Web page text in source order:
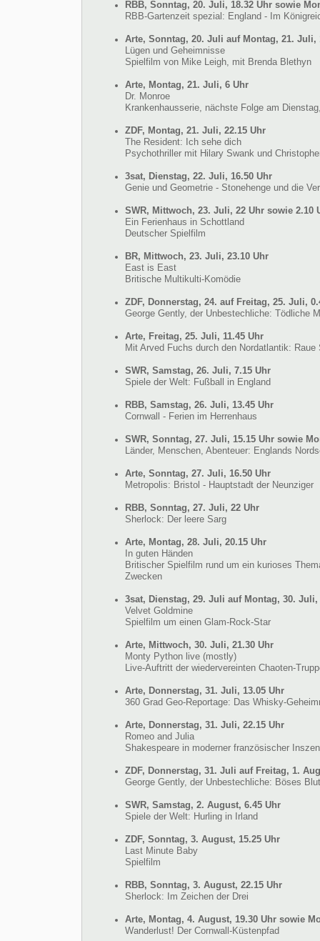
RBB, Sonntag, 20. Juli, 18.32 Uhr sowie
RBB-Gartenzeit spezial: England - Im
Arte, Sonntag, 20. Juli auf Montag, 21. Juli,
Lügen und Geheimnisse
Spielfilm von Mike Leigh, mit Brenda Blethyn
Arte, Montag, 21. Juli, 6 Uhr
Dr. Monroe
Krankenhausserie, nächste Folge am
ZDF, Montag, 21. Juli, 22.15 Uhr
The Resident: Ich sehe dich
Psychothriller mit Hilary Swank und
3sat, Dienstag, 22. Juli, 16.50 Uhr
Genie und Geometrie - Stonehenge und die
SWR, Mittwoch, 23. Juli, 22 Uhr sowie 2.10
Ein Ferienhaus in Schottland
Deutscher Spielfilm
BR, Mittwoch, 23. Juli, 23.10 Uhr
East is East
Britische Multikulti-Komödie
ZDF, Donnerstag, 24. auf Freitag, 25. Juli,
George Gently, der Unbestechliche: Tödliche
Arte, Freitag, 25. Juli, 11.45 Uhr
Mit Arved Fuchs durch den Nordatlantik:
SWR, Samstag, 26. Juli, 7.15 Uhr
Spiele der Welt: Fußball in England
RBB, Samstag, 26. Juli, 13.45 Uhr
Cornwall - Ferien im Herrenhaus
SWR, Sonntag, 27. Juli, 15.15 Uhr sowie
Länder, Menschen, Abenteuer: Englands
Arte, Sonntag, 27. Juli, 16.50 Uhr
Metropolis: Bristol - Hauptstadt der Neunziger
RBB, Sonntag, 27. Juli, 22 Uhr
Sherlock: Der leere Sarg
Arte, Montag, 28. Juli, 20.15 Uhr
In guten Händen
Britischer Spielfilm rund um ein kurioses
Zwecken
3sat, Dienstag, 29. Juli auf Montag, 30. Juli,
Velvet Goldmine
Spielfilm um einen Glam-Rock-Star
Arte, Mittwoch, 30. Juli, 21.30 Uhr
Monty Python live (mostly)
Live-Auftritt der wiedervereinten Chaoten-
Arte, Donnerstag, 31. Juli, 13.05 Uhr
360 Grad Geo-Reportage: Das Whisky-
Arte, Donnerstag, 31. Juli, 22.15 Uhr
Romeo and Julia
Shakespeare in moderner französischer
ZDF, Donnerstag, 31. Juli auf Freitag, 1.
George Gently, der Unbestechliche: Böses Blut
SWR, Samstag, 2. August, 6.45 Uhr
Spiele der Welt: Hurling in Irland
ZDF, Sonntag, 3. August, 15.25 Uhr
Last Minute Baby
Spielfilm
RBB, Sonntag, 3. August, 22.15 Uhr
Sherlock: Im Zeichen der Drei
Arte, Montag, 4. August, 19.30 Uhr sowie
Wanderlust! Der Cornwall-Küstenpfad